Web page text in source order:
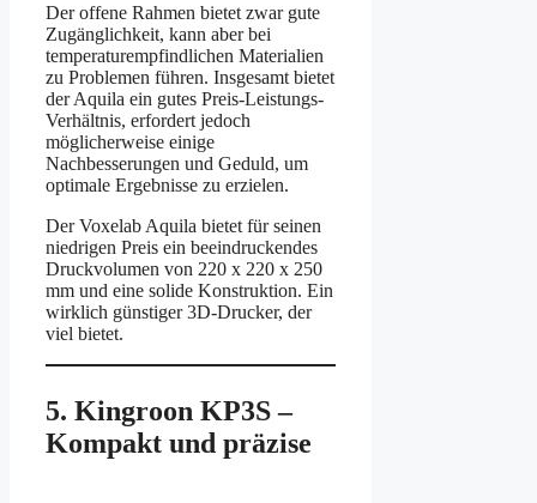
Der offene Rahmen bietet zwar gute
Zugänglichkeit, kann aber bei
temperaturempfindlichen Materialien
zu Problemen führen. Insgesamt bietet
der Aquila ein gutes Preis-Leistungs-
Verhältnis, erfordert jedoch
möglicherweise einige
Nachbesserungen und Geduld, um
optimale Ergebnisse zu erzielen.
Der Voxelab Aquila bietet für seinen
niedrigen Preis ein beeindruckendes
Druckvolumen von 220 x 220 x 250
mm und eine solide Konstruktion. Ein
wirklich günstiger 3D-Drucker, der
viel bietet.
5. Kingroon KP3S –
Kompakt und präzise